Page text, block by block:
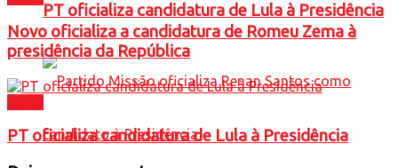
PT oficializa candidatura de Lula à Presidência
Novo oficializa a candidatura de Romeu Zema à
presidência da República
PT oficializa candidatura de Lula à Presidência